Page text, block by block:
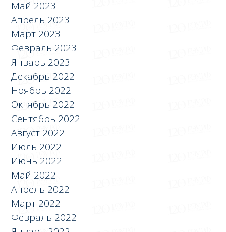
Май 2023
Апрель 2023
Март 2023
Февраль 2023
Январь 2023
Декабрь 2022
Ноябрь 2022
Октябрь 2022
Сентябрь 2022
Август 2022
Июль 2022
Июнь 2022
Май 2022
Апрель 2022
Март 2022
Февраль 2022